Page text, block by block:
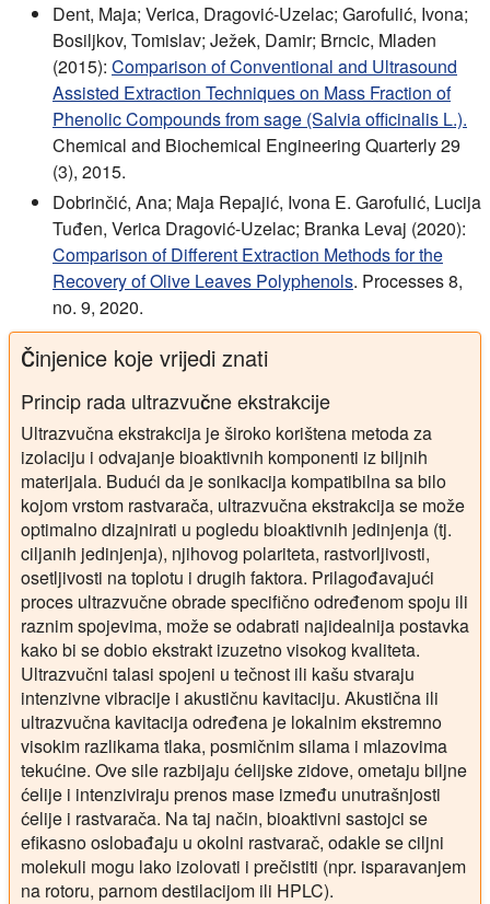
Dent, Maja; Verica, Dragović-Uzelac; Garofulić, Ivona;
Bosiljkov, Tomislav; Ježek, Damir; Brncic, Mladen
(2015): Comparison of Conventional and Ultrasound
Assisted Extraction Techniques on Mass Fraction of
Phenolic Compounds from sage (Salvia officinalis L.).
Chemical and Biochemical Engineering Quarterly 29
(3), 2015.
Dobrinčić, Ana; Maja Repajić, Ivona E. Garofulić, Lucija
Tuđen, Verica Dragović-Uzelac; Branka Levaj (2020):
Comparison of Different Extraction Methods for the
Recovery of Olive Leaves Polyphenols. Processes 8,
no. 9, 2020.
Činjenice koje vrijedi znati
Princip rada ultrazvučne ekstrakcije
Ultrazvučna ekstrakcija je široko korištena metoda za
izolaciju i odvajanje bioaktivnih komponenti iz biljnih
materijala. Budući da je sonikacija kompatibilna sa bilo
kojom vrstom rastvarača, ultrazvučna ekstrakcija se može
optimalno dizajnirati u pogledu bioaktivnih jedinjenja (tj.
ciljanih jedinjenja), njihovog polariteta, rastvorljivosti,
osetljivosti na toplotu i drugih faktora. Prilagođavajući
proces ultrazvučne obrade specifično određenom spoju ili
raznim spojevima, može se odabrati najidealnija postavka
kako bi se dobio ekstrakt izuzetno visokog kvaliteta.
Ultrazvučni talasi spojeni u tečnost ili kašu stvaraju
intenzivne vibracije i akustičnu kavitaciju. Akustična ili
ultrazvučna kavitacija određena je lokalnim ekstremno
visokim razlikama tlaka, posmičnim silama i mlazovima
tekućine. Ove sile razbijaju ćelijske zidove, ometaju biljne
ćelije i intenziviraju prenos mase između unutrašnjosti
ćelije i rastvarača. Na taj način, bioaktivni sastojci se
efikasno oslobađaju u okolni rastvarač, odakle se ciljni
molekuli mogu lako izolovati i prečistiti (npr. isparavanjem
na rotoru, parnom destilacijom ili HPLC).